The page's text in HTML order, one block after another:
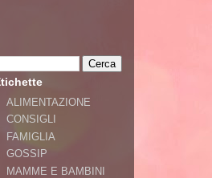
ALIMENTAZIONE
CONSIGLI
FAMIGLIA
GOSSIP
MAMME E BAMBINI